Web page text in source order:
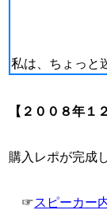
私は、ちょっと
【２００８年１
購入レポが完成
☞スピーカー